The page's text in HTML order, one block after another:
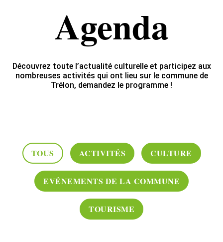
Agenda
Découvrez toute l’actualité culturelle et participez aux
nombreuses activités qui ont lieu sur le commune de
Trélon, demandez le programme !
TOUS ACTIVITÉS CULTURE
EVÉNEMENTS DE LA COMMUNE
TOURISME